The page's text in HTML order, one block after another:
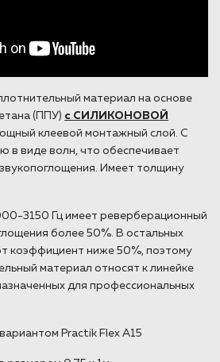
материал на основе
(ППУ) c СИЛИКОНОВОЙ
клеевой монтажный слой. С
в виде волн, что обеспечивает
Имеет толщину
3150 Гц имеет реверберационный
более 50%. В остальных
коэффициент ниже 50%, поэтому
материал относят к линейке
для профессиональных
Practik Flex A15